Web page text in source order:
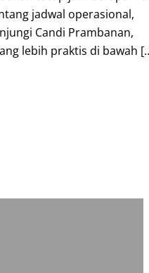
jadwal operasional,
Candi Prambanan,
lebih praktis di bawah